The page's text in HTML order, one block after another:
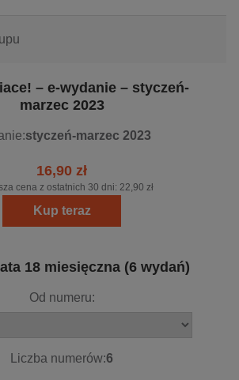
– e-wydanie – styczeń-
marzec 2023
styczeń-marzec 2023
16,90 zł
cena z ostatnich 30 dni: 22,90 zł
Kup teraz
18 miesięczna (6 wydań)
Od numeru:
Liczba numerów:6